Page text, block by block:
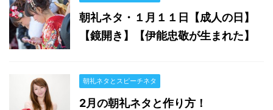
朝礼ネタ・１月１１日【成人の日】
【鏡開き】【伊能忠敬が生まれた】
朝礼ネタとスピーチネタ
2月の朝礼ネタと作り方！